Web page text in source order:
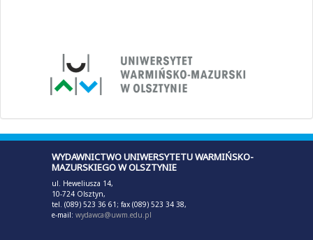
WYDAWNICTWO UNIWERSYTETU WARMIŃSKO-
MAZURSKIEGO W OLSZTYNIE
ul. Heweliusza 14,
10-724 Olsztyn,
tel. (089) 523 36 61; fax (089) 523 34 38,
e-mail: wydawca@uwm.edu.pl